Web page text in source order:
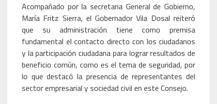
Acompañado por la secretaria General de Gobierno,
María Fritz Sierra, el Gobernador Vila Dosal reiteró
que su administración tiene como premisa
fundamental el contacto directo con los ciudadanos
y la participación ciudadana para lograr resultados de
beneficio común, como es el tema de seguridad, por
lo que destacó la presencia de representantes del
sector empresarial y sociedad civil en este Consejo.